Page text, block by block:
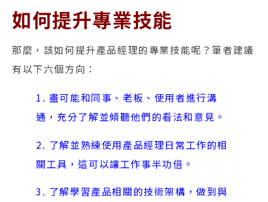
如何提升專業技能
那麼，該如何提升產品經理的專業技能呢？筆者建議
有以下六個方向：
1. 盡可能和同事、老板、使用者進行溝
通，充分了解並傾聽他們的看法和意見。
2. 了解並熟練使用產品經理日常工作的相
關工具，這可以讓工作事半功倍。
3. 了解學習產品相關的技術架構，做到與